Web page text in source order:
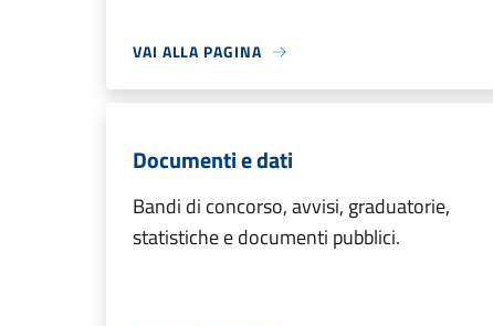
VAI ALLA PAGINA
Documenti e dati
Bandi di concorso, avvisi, graduatorie,
statistiche e documenti pubblici.